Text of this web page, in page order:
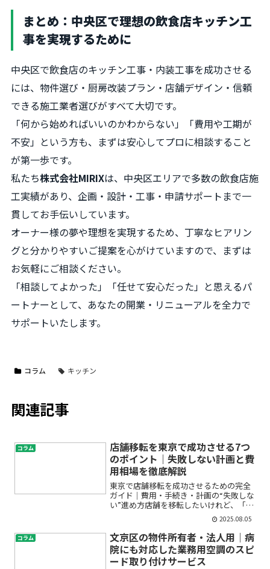
まとめ：中央区で理想の飲食店キッチン工
事を実現するために
中央区で飲食店のキッチン工事・内装工事を成功させる
には、物件選び・厨房改装プラン・店舗デザイン・信頼
できる施工業者選びがすべて大切です。
「何から始めればいいのかわからない」「費用や工期が
不安」という方も、まずは安心してプロに相談すること
が第一歩です。
私たち株式会社MIRIXは、中央区エリアで多数の飲食店施
工実績があり、企画・設計・工事・申請サポートまで一
貫してお手伝いしています。
オーナー様の夢や理想を実現するため、丁寧なヒアリン
グと分かりやすいご提案を心がけていますので、まずは
お気軽にご相談ください。
「相談してよかった」「任せて安心だった」と思えるパ
ートナーとして、あなたの開業・リニューアルを全力で
サポートいたします。
コラム キッチン
関連記事
コラム
店舗移転を東京で成功させる7つ
のポイント｜失敗しない計画と費
用相場を徹底解説
東京で店舗移転を成功させるための完全
ガイド｜費用・手続き・計画の“失敗しな
い”進め方店舗を移転したいけれど、「費
用はどのくらいかかるの？」「何から手
をつければいいの？」「手続きや流れが
分からず不安…」と、お悩みの方も多い
のではないでしょうか...
2025.08.05
コラム
文京区の物件所有者・法人用｜病
院にも対応した業務用空調のスピ
ード取り付けサービス